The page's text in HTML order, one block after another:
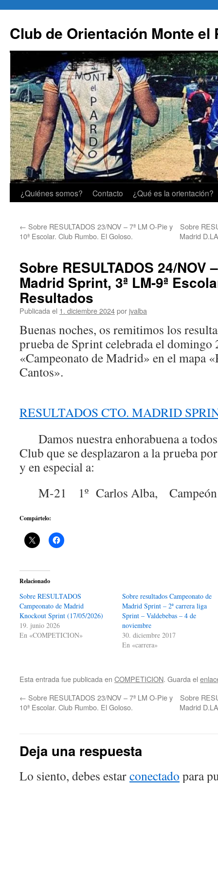
contenido
Club de Orientación Monte el
¿Quiénes somos? Contacto ¿Qué es la orientación?
← Sobre RESULTADOS 23/NOV – 7ª LM O-Pie y
10ª Escolar. Club Rumbo. El Goloso.
Sobre
Madrid
Sobre RESULTADOS 24/NOV
Madrid Sprint, 3ª LM-9ª
Resultados
Publicada el 1. diciembre 2024por jvalba
Buenas noches, os remitimos los
prueba de Sprint celebrada el domingo
«Campeonato de Madrid» en el mapa
Cantos».
RESULTADOS CTO. MADRID
Damos nuestra enhorabuena a
Club que se desplazaron a la prueba
y en especial a:
M-21 1º Carlos Alba, Campeón
Compártelo:
Relacionado
Sobre RESULTADOS
Campeonato de Madrid
Knockout Sprint (17/05/2026)
19. junio 2026
En «COMPETICION»
Sobre resultados Campeonato de
Madrid Sprint – 2ª carrera liga
Sprint – Valdebebas – 4 de
noviembre
30. diciembre 2017
En «carrera»
Esta entrada fue publicada en COMPETICION. Guarda el
← Sobre RESULTADOS 23/NOV – 7ª LM O-Pie y
10ª Escolar. Club Rumbo. El Goloso.
Sobre
Madrid
Deja una respuesta
Lo siento, debes estarconectado para